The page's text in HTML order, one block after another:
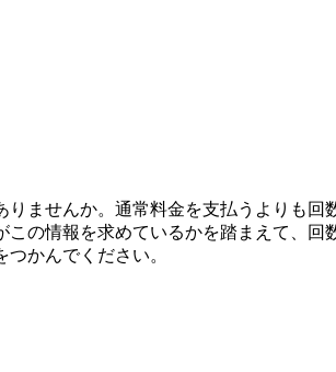
ませんか。通常料金を支払うよりも
の情報を求めているかを踏まえて、
かんでください。